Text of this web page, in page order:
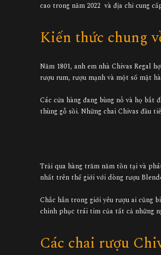
cao trong năm 2022 và địa chỉ cung
Kiến thức chung
Năm 1801, anh em nhà Chivas Regal
rượu rum, rượu mạnh và một số mặt
Các cửa hàng đang bùng nổ và họ
thùng gỗ sồi. Những chai Chivas đầu
Trải qua hàng trăm năm tồn tại và
nhất trên thế giới với dòng rượu
Chắc hẳn trong giới yêu rượu ai cũng
chinh phục trái tim của tất cả những
Các chai rượu